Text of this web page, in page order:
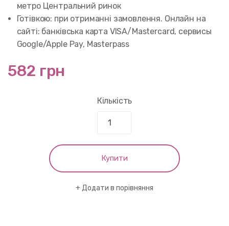
метро Центральний ринок
Готівкою: при отриманні замовлення. Онлайн на
сайті: банківська карта VISA/Mastercard, сервисы
Google/Apple Pay, Masterpass
582 грн
Кількість
Купити
Додати в порівняння